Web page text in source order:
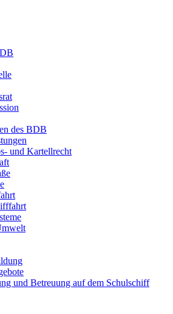
des BDB
und Kartellrecht
und Betreuung auf dem Schulschiff